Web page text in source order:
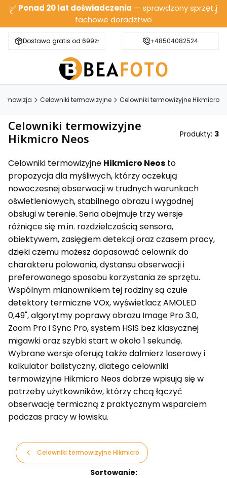
✅ Ponad 20 lat doświadczenia — sprawdzony sprzęt i
fachowe doradztwo
Dostawa gratis od 699zł Bezpieczna wysyłka
+48504082524
Celowniki termowizyjne Celowniki termowizyjne Hikmicro
Celowniki termowizyjne
Hikmicro Neos
Produkty: 3
Celowniki termowizyjne Hikmicro Neos to
propozycja dla myśliwych, którzy oczekują
nowoczesnej obserwacji w trudnych warunkach
oświetleniowych, stabilnego obrazu i wygodnej
obsługi w terenie. Seria obejmuje trzy wersje
różniące się m.in. rozdzielczością sensora,
obiektywem, zasięgiem detekcji oraz czasem pracy,
dzięki czemu możesz dopasować celownik do
charakteru polowania, dystansu obserwacji i
preferowanego sposobu korzystania ze sprzętu.
Wspólnym mianownikiem tej rodziny są czułe
detektory termiczne VOx, wyświetlacz AMOLED
0,49", algorytmy poprawy obrazu Image Pro 3.0,
Zoom Pro i Sync Pro, system HSIS bez klasycznej
migawki oraz szybki start w około 1 sekundę.
Wybrane wersje oferują także dalmierz laserowy i
kalkulator balistyczny, dlatego celowniki
termowizyjne Hikmicro Neos dobrze wpisują się w
potrzeby użytkowników, którzy chcą łączyć
obserwację termiczną z praktycznym wsparciem
podczas pracy w łowisku.
Celowniki termowizyjne Hikmicro
Sortowanie: